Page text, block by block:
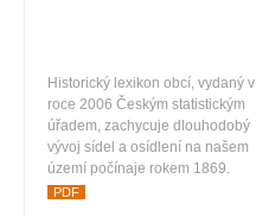
Historický lexikon obcí, vydaný v
roce 2006 Českým statistickým
úřadem, zachycuje dlouhodobý
vývoj sídel a osídlení na našem
území počínaje rokem 1869.
PDF